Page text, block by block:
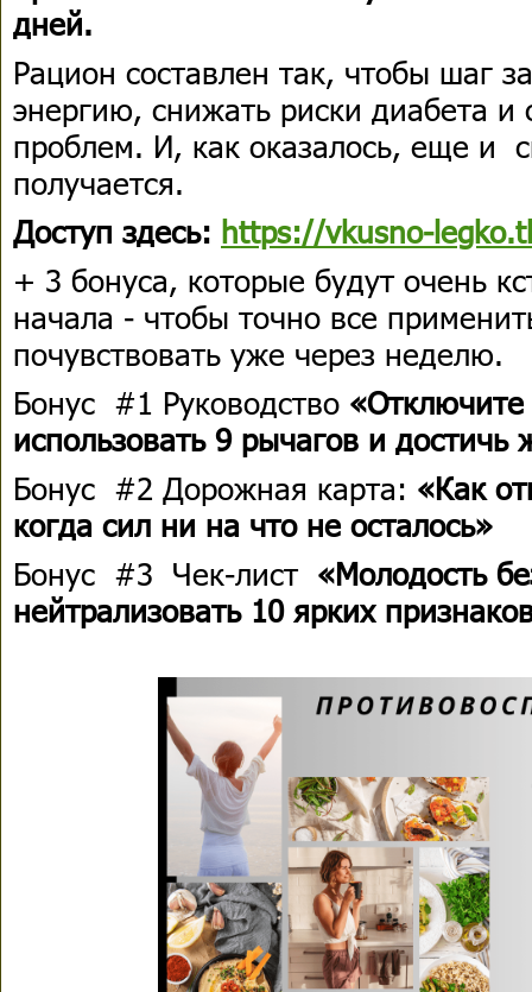
дней.
Рацион составлен так, чтобы шаг
энергию, снижать риски диабета и
проблем. И, как оказалось, еще и
получается.
Доступ здесь: https://vkusno-
+ 3 бонуса, которые будут очень
начала - чтобы точно все
почувствовать уже через неделю.
Бонус #1 Руководство
использовать 9 рычагов и достичь
Бонус #2 Дорожная карта: «Как
когда сил ни на что не осталось»
Бонус #3 Чек-лист «Молодость
нейтрализовать 10 ярких